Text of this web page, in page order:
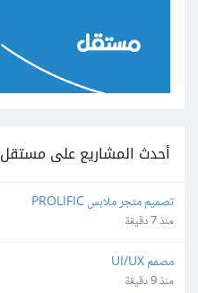
أحدث المشاريع على مستقل
تصميم متجر ملابس PROLIFIC
منذ 7 دقيقة
مصمم UI/UX
منذ 9 دقيقة